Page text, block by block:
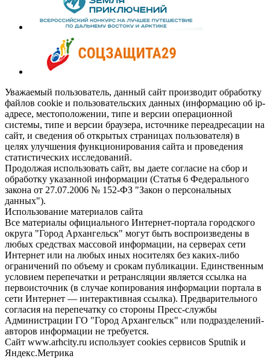
Уважаемый пользователь, данный сайт производит обработку
файлов cookie и пользовательских данных (информацию об ip-
адресе, местоположении, типе и версии операционной
системы, типе и версии браузера, источнике переадресации на
сайт, и сведения об открытых страницах пользователя) в
целях улучшения функционирования сайта и проведения
статистических исследований.
Продолжая использовать сайт, вы даете согласие на сбор и
обработку указанной информации (Статья 6 Федерального
закона от 27.07.2006 № 152-ФЗ "Закон о персональных
данных").
Использование материалов сайта
Все материалы официального Интернет-портала городского
округа "Город Архангельск" могут быть воспроизведены в
любых средствах массовой информации, на серверах сети
Интернет или на любых иных носителях без каких-либо
ограничений по объему и срокам публикации. Единственным
условием перепечатки и ретрансляции является ссылка на
первоисточник (в случае копирования информации портала в
сети Интернет — интерактивная ссылка). Предварительного
согласия на перепечатку со стороны Пресс-службы
Администрации ГО "Город Архангельск" или подразделений-
авторов информации не требуется.
Сайт www.arhcity.ru использует cookies сервисов Sputnik и
Яндекс.Метрика